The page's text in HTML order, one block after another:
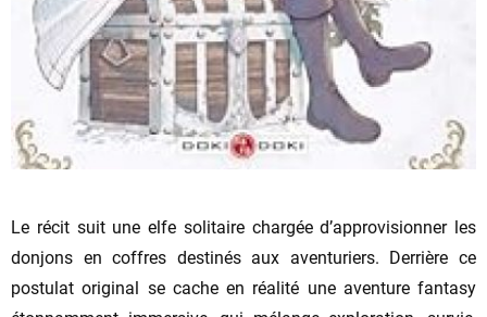
Le récit suit une elfe solitaire chargée d’approvisionner les
donjons en coffres destinés aux aventuriers. Derrière ce
postulat original se cache en réalité une aventure fantasy